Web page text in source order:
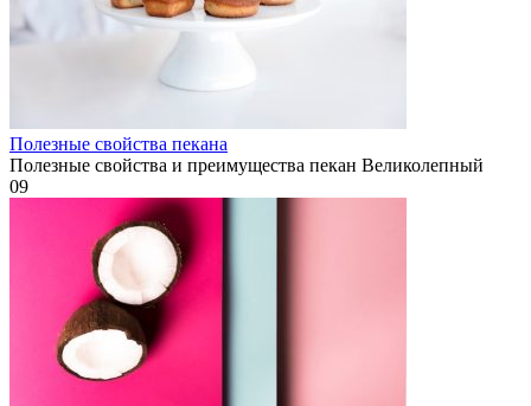
Полезные свойства пекана
Полезные свойства и преимущества пекан Великолепный
09